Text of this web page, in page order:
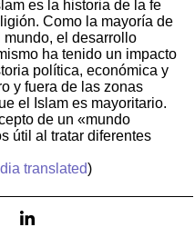
es la historia de la fe
Como la mayoría de
mundo, el desarrollo
ha tenido un impacto
política, económica y
y fuera de las zonas
el Islam es mayoritario.
de un «mundo
útil al tratar diferentes
translated)